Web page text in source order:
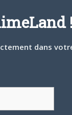
dans